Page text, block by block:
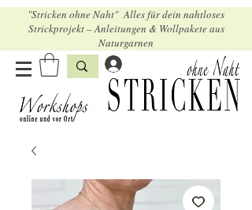
"Stricken ohne Naht" Alles für dein nahtloses
Strickprojekt – Anleitungen & Wollpakete aus
Naturgarnen